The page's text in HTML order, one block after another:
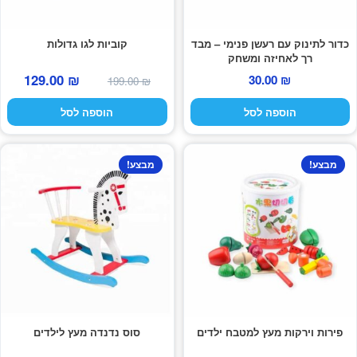
מוצרי קיץ
משחקי חצר לגן ילדים
פופים
כדור לתינוק עם רעשן פנימי – מבד
רך לאחיזה ומשחק
30.00 ₪
הוספה לסל
קוביות לגו גדולות
199.00₪
המחיר
המקורי
היה:
129.00 ₪
הוא:
הוספה לסל
פירות וירקות מעץ למטבח ילדים
מבצע!
סוס נדנדה מעץ לילדים
מבצע!